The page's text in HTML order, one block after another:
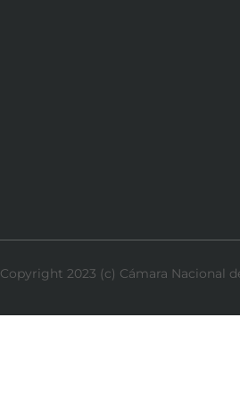
Copyright 2023 (c) Cámara Nacional